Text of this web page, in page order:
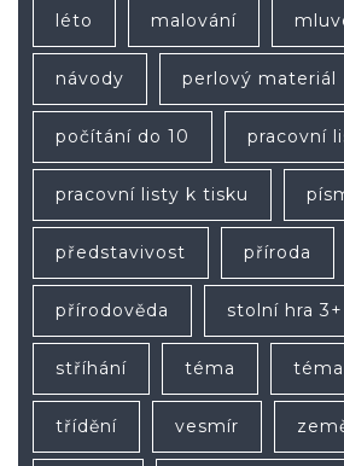
léto malování
návody perlový materiál
počítání do 10 pracovní
pracovní listy k tisku
představivost příroda
přírodověda stolní hra 3+
stříhání téma
třídění vesmír